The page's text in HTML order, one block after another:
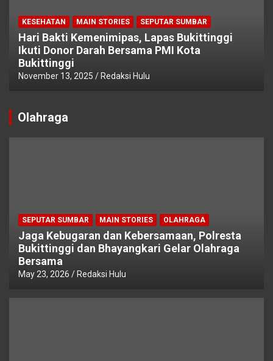
KESEHATAN MAIN STORIES SEPUTAR SUMBAR
Hari Bakti Kemenimipas, Lapas Bukittinggi
Ikuti Donor Darah Bersama PMI Kota
Bukittinggi
November 13, 2025 Redaksi Hulu
Olahraga
SEPUTAR SUMBAR MAIN STORIES OLAHRAGA
Jaga Kebugaran dan Kebersamaan, Polresta
Bukittinggi dan Bhayangkari Gelar Olahraga
Bersama
May 23, 2026 Redaksi Hulu